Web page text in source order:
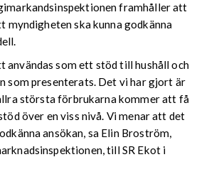
framhåller att
myndigheten ska kunna godkänna
användas som ett stöd till hushåll och
som presenterats. Det vi har gjort är
största förbrukarna kommer att få
över en viss nivå. Vi menar att det
ansökan, sa Elin Broström,
till SR Ekot i